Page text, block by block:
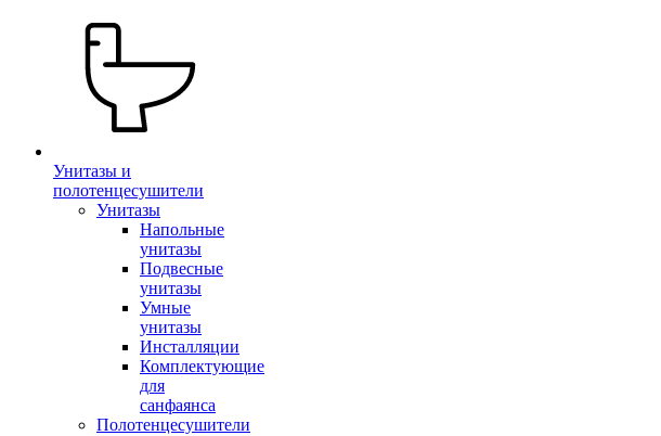
Унитазы и
полотенцесушители
Унитазы
Напольные
унитазы
Подвесные
унитазы
Умные
унитазы
Инсталляции
Комплектующие
для
санфаянса
Полотенцесушители